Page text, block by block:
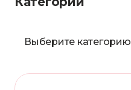
Выберите категорию